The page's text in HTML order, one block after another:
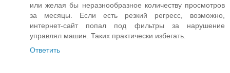
или желая бы неразнообразное количеству просмотров
за месяцы. Если есть резкий регресс, возможно,
интернет-сайт попал под фильтры за нарушение
управлял машин. Таких практически избегать.
Ответить